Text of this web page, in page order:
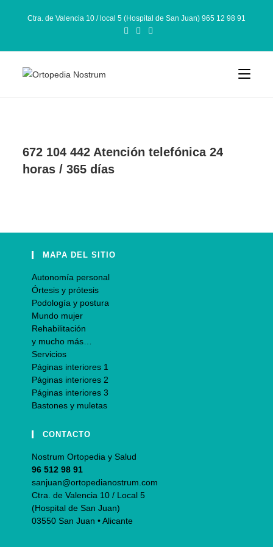
Ctra. de Valencia 10 / local 5 (Hospital de San Juan) 965 12 98 91
672 104 442 Atención telefónica 24
horas / 365 días
MAPA DEL SITIO
Autonomía personal
Órtesis y prótesis
Podología y postura
Mundo mujer
Rehabilitación
y mucho más…
Servicios
Páginas interiores 1
Páginas interiores 2
Páginas interiores 3
Bastones y muletas
CONTACTO
Nostrum Ortopedia y Salud
96 512 98 91
sanjuan@ortopedianostrum.com
Ctra. de Valencia 10 / Local 5
(Hospital de San Juan)
03550 San Juan • Alicante